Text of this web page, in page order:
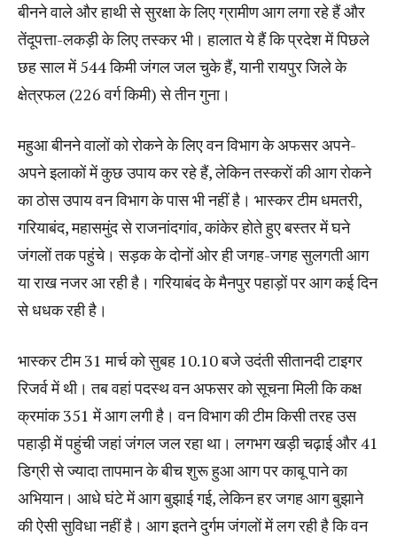
बीनने वाले और हाथी से सुरक्षा के लिए ग्रामीण आग लगा रहे हैं और
तेंदूपत्ता-लकड़ी के लिए तस्कर भी। हालात ये हैं कि प्रदेश में पिछले
छह साल में 544 किमी जंगल जल चुके हैं, यानी रायपुर जिले के
क्षेत्रफल (226 वर्ग किमी) से तीन गुना।
महुआ बीनने वालों को रोकने के लिए वन विभाग के अफसर अपने-
अपने इलाकों में कुछ उपाय कर रहे हैं, लेकिन तस्करों की आग रोकने
का ठोस उपाय वन विभाग के पास भी नहीं है। भास्कर टीम धमतरी,
गरियाबंद, महासमुंद से राजनांदगांव, कांकेर होते हुए बस्तर में घने
जंगलों तक पहुंचे। सड़क के दोनों ओर ही जगह-जगह सुलगती आग
या राख नजर आ रही है। गरियाबंद के मैनपुर पहाड़ों पर आग कई दिन
से धधक रही है।
भास्कर टीम 31 मार्च को सुबह 10.10 बजे उदंती सीतानदी टाइगर
रिजर्व में थी। तब वहां पदस्थ वन अफसर को सूचना मिली कि कक्ष
क्रमांक 351 में आग लगी है। वन विभाग की टीम किसी तरह उस
पहाड़ी में पहुंची जहां जंगल जल रहा था। लगभग खड़ी चढ़ाई और 41
डिग्री से ज्यादा तापमान के बीच शुरू हुआ आग पर काबू पाने का
अभियान। आधे घंटे में आग बुझाई गई, लेकिन हर जगह आग बुझाने
की ऐसी सुविधा नहीं है। आग इतने दुर्गम जंगलों में लग रही है कि वन